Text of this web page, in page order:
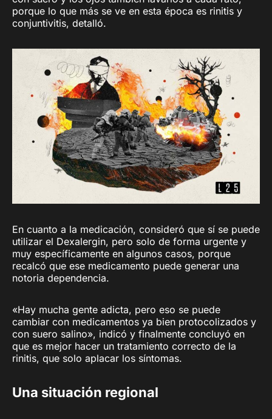
porque lo que más se ve en esta época es rinitis y
conjuntivitis, detalló.
En cuanto a la medicación, consideró que sí se puede
utilizar el Dexalergin, pero solo de forma urgente y
muy específicamente en algunos casos, porque
recalcó que ese medicamento puede generar una
notoria dependencia.
«Hay mucha gente adicta, pero eso se puede
cambiar con medicamentos ya bien protocolizados y
con suero salino», indicó y finalmente concluyó en
que es mejor hacer un tratamiento correcto de la
rinitis, que solo aplacar los síntomas.
Una situación regional